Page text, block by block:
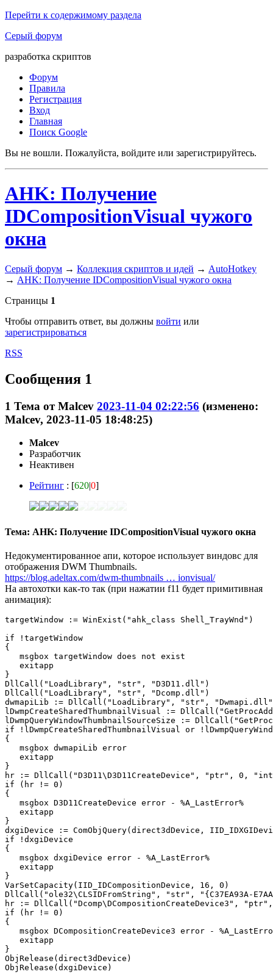
Перейти к содержимому раздела
Серый форум
разработка скриптов
Форум
Правила
Регистрация
Вход
Главная
Поиск Google
Вы не вошли. Пожалуйста, войдите или зарегистрируйтесь.
AHK: Получение
IDCompositionVisual чужого
окна
Серый форум → Коллекция скриптов и идей → AutoHotkey
→ AHK: Получение IDCompositionVisual чужого окна
Страницы 1
Чтобы отправить ответ, вы должны войти или
зарегистрироваться
RSS
Сообщения 1
1 Тема отMalcev 2023-11-04 02:22:56 (изменено:
Malcev, 2023-11-05 18:48:25)
Malcev
Разработчик
Неактивен
Рейтинг : [620|0]
Тема: AHK: Получение IDCompositionVisual чужого окна
Недокументированное апи, которое использует виндовс для
отображения DWM Thumbnails.
https://blog.adeltax.com/dwm-thumbnails … ionvisual/
На автохотки как-то так (при нажатии f11 будет примитивная
анимация):
targetWindow := WinExist("ahk_class Shell_TrayWnd")
if !targetWindow
{
   msgbox targetWindow does not exist
   exitapp
}
DllCall("LoadLibrary", "str", "D3D11.dll")
DllCall("LoadLibrary", "str", "Dcomp.dll")
dwmapiLib := DllCall("LoadLibrary", "str",
lDwmpCreateSharedThumbnailVisual :=
lDwmpQueryWindowThumbnailSourceSize :=
if !lDwmpCreateSharedThumbnailVisual or
{
   msgbox dwmapiLib error
   exitapp
}
hr := DllCall("D3D11\D3D11CreateDevice", "ptr", 0, "int",
if (hr != 0)
{
   msgbox D3D11CreateDevice error - %A_LastError%
   exitapp
}
dxgiDevice := ComObjQuery(direct3dDevice,
if !dxgiDevice
{
   msgbox dxgiDevice error - %A_LastError%
   exitapp
}
VarSetCapacity(IID_IDCompositionDevice, 16, 0)
DllCall("ole32\CLSIDFromString", "str", "{C37EA93A-
hr := DllCall("Dcomp\DCompositionCreateDevice3",
if (hr != 0)
{
msgbox DCompositionCreateDevice3 error -
   exitapp
}
ObjRelease(direct3dDevice)
ObjRelease(dxgiDevice)